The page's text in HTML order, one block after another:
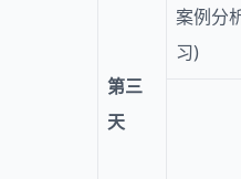
第三
天
案例分
习)